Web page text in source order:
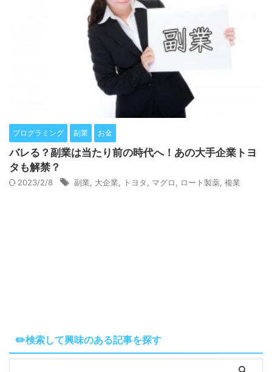
プログラミング 副業 お金
バレる？副業は当たり前の時代へ！あの大手企業トヨ
タも解禁？
2023/2/8 副業 大企業 トヨタ マグロ ロート製薬 複業
✏️検索して興味のある記事を探す